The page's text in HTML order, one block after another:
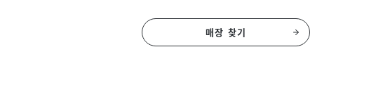
매장 찾기